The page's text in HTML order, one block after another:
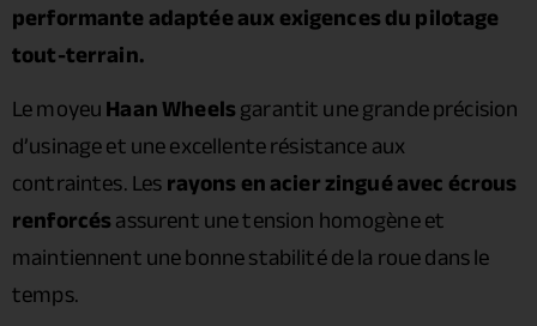
performante adaptée aux exigences du pilotage
tout-terrain.
Le moyeuHaan Wheelsgarantit une grande précision
d’usinage et une excellente résistance aux
contraintes. Lesrayons en acier zingué avec écrous
renforcésassurent une tension homogène et
maintiennent une bonne stabilité de la roue dans le
temps.